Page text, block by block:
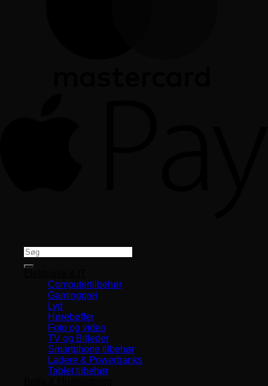
Søg
efter:
Computertilbehør
Gaminggrej
Lyd
Hørebøffer
Foto og video
TV og Billeder
Smartphone tilbehør
Ladere & Powerbanks
Tablet tilbehør